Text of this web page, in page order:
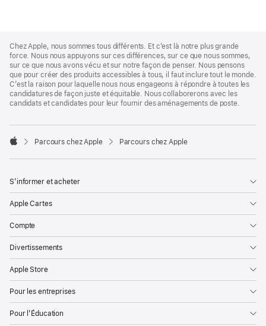
Footer
Chez Apple, nous sommes tous différents. Et c’est là notre plus grande
force. Nous nous appuyons sur ces différences, sur ce que nous sommes,
sur ce que nous avons vécu et sur notre façon de penser. Nous pensons
que pour créer des produits accessibles à tous, il faut inclure tout le monde.
C’est la raison pour laquelle nous nous engageons à répondre à toutes les
candidatures de façon juste et équitable. Nous collaborerons avec les
candidats et candidates pour leur fournir des aménagements de poste.

Parcours chez Apple Parcours chez Apple
S’informer et acheter
Apple Cartes
Compte
Divertissements
Apple Store
Pour les entreprises
Pour l’Éducation